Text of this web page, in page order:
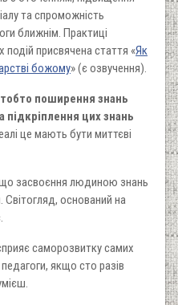
та спроможність
ближнім. Практиці
подій присвячена стаття «Як
божому» (є озвучення).
поширення знань
цих знань
це мають бути миттєві
засвоєння людиною знань
Світогляд, оснований на
саморозвиткусамих
якщо сто разів